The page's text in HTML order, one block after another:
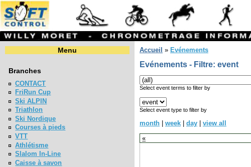
Menu
Branches
CONTACT
FriRun Cup
Ski ALPIN
Triathlon
Ski Nordique
Courses à pieds
VTT
Athlétisme
Slalom In-Line
Caisse à savon
Accueil » Evénements
Evénements - Filtre: event
Select event terms to filter by
Select event type to filter by
month week day
view all
«